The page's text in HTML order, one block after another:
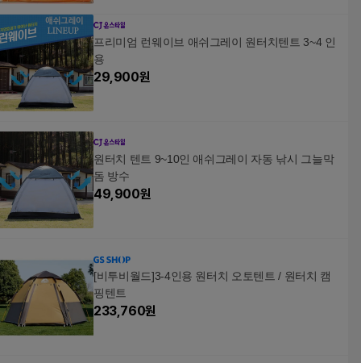
프리미엄 런웨이브 애쉬그레이 원터치텐트 3~4 인
용
29,900원
원터치 텐트 9~10인 애쉬그레이 자동 낚시 그늘막
돔 방수
49,900원
[비투비월드]3-4인용 원터치 오토텐트 / 원터치 캠
핑텐트
233,760원